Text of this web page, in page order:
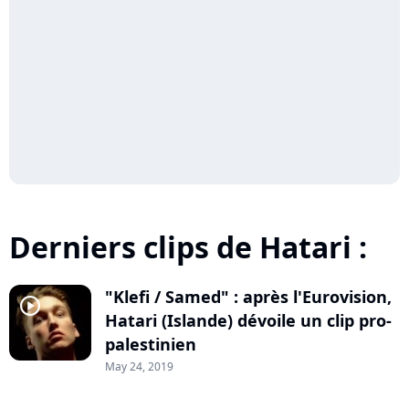
Derniers clips de Hatari :
player2
"Klefi / Samed" : après l'Eurovision,
Hatari (Islande) dévoile un clip pro-
palestinien
May 24, 2019